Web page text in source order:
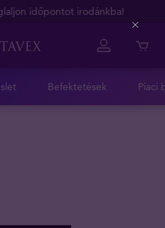
időpontot irodánkba!
Befektetések Piaci
Close